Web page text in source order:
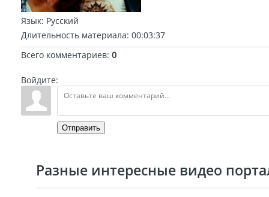
Язык: Русский
Длительность материала: 00:03:37
Всего комментариев: 0
Войдите:
Отправить
Разные интересные видео